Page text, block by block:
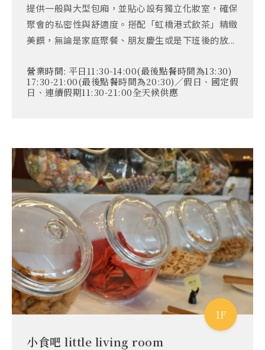
提供一般與大型包廂，並貼心設有獨立化妝室，確保
聚會的私密性與舒適度。搭配「虹橋港式飲茶」精緻
美饌，無論是家庭聚餐、朋友慶生或是下班後的放...
營業時間: 平日11:30-14:00(最後點餐時間為13:30)
17:30-21:00(最後點餐時間為20:30)／假日、國定假
日、連續假期11:30-21:00全天候供應
小食吧 little living room
1F